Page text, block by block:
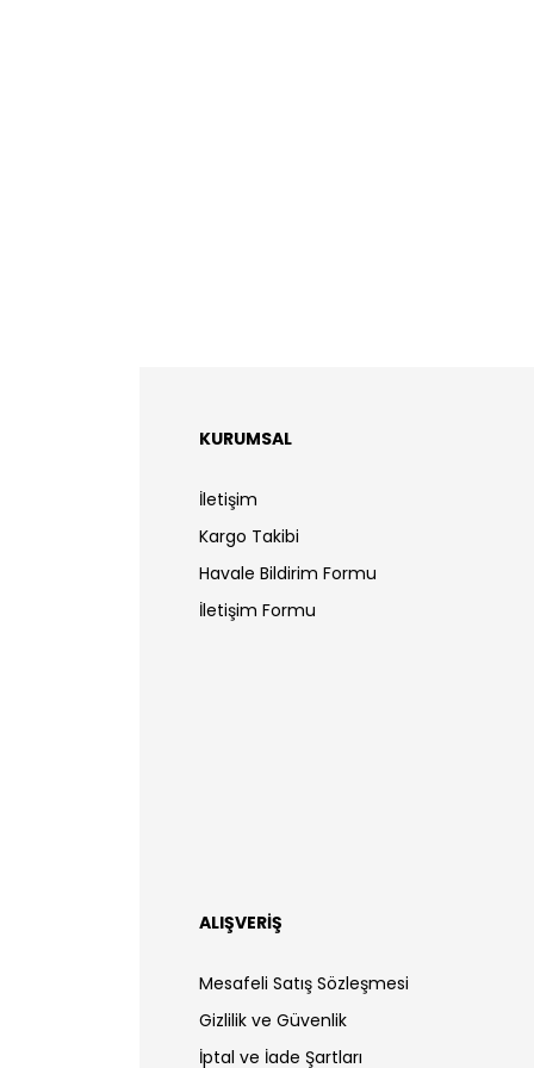
KURUMSAL
İletişim
Kargo Takibi
Havale Bildirim Formu
İletişim Formu
ALIŞVERİŞ
Mesafeli Satış Sözleşmesi
Gizlilik ve Güvenlik
İptal ve İade Şartları